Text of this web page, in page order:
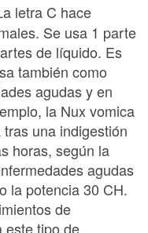
letra C hace
Se usa 1 parte
de líquido. Es
también como
agudas y en
la Nux vomica
una indigestión
horas, según la
agudas
la potencia 30 CH.
de
este tipo de